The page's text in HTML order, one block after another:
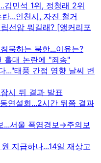
김민석 1위, 정청래 2위
...인천시, 자진 철거
선암 뭐길래? [앵커리포
묵하는 북한...이유는?
홀대 논란에 "죄송"
..."태풍 간접 영향 날씨 변
시 뒤 결과 발표
연설회...2시간 뒤쯤 결과
...서울 폭염경보→주의보
지급하나...14일 재상고